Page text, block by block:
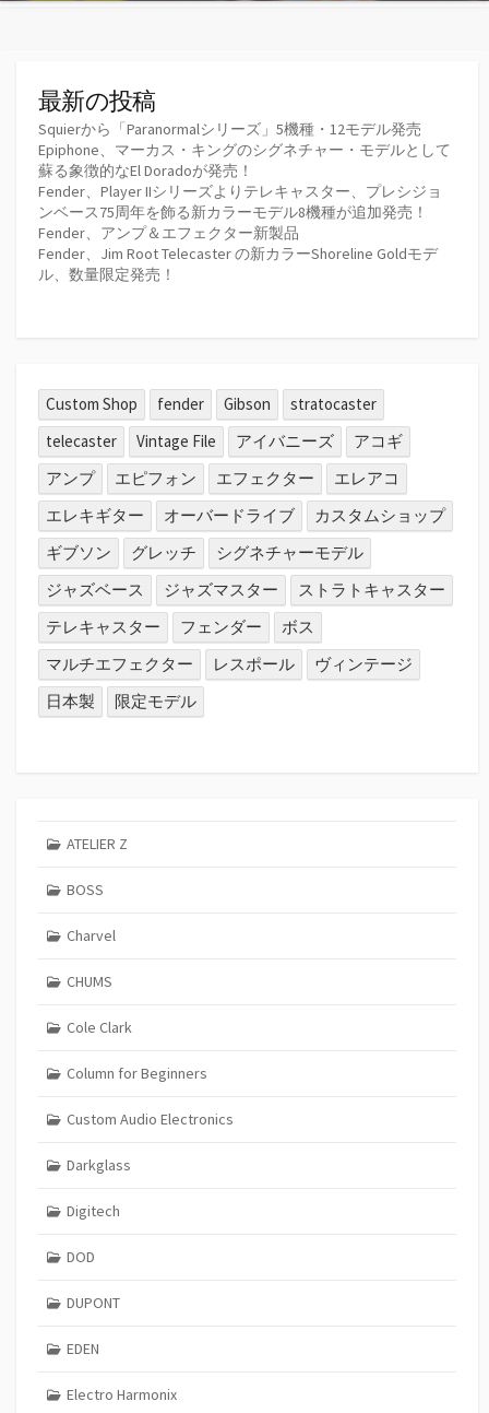
最新の投稿
Squierから「Paranormalシリーズ」5機種・12モデル発売
Epiphone、マーカス・キングのシグネチャー・モデルとして
蘇る象徴的なEl Doradoが発売！
Fender、Player IIシリーズよりテレキャスター、プレシジョ
ンベース75周年を飾る新カラーモデル8機種が追加発売！
Fender、アンプ＆エフェクター新製品
Fender、Jim Root Telecaster の新カラーShoreline Goldモデ
ル、数量限定発売！
Custom Shop fender Gibson
stratocaster
telecaster
Vintage File アイバニーズ
アコギ
アンプ
エピフォン エフェクター
エレアコ
エレキギター
オーバードライブ
カスタムショップ
ギブソン
グレッチ
シグネチャーモデル
ジャズベース
ジャズマスター
ストラトキャスター
テレキャスター
フェンダー
ボス
マルチエフェクター
レスポール
ヴィンテージ
日本製
限定モデル
ATELIER Z
BOSS
Charvel
CHUMS
Cole Clark
Column for Beginners
Custom Audio Electronics
Darkglass
Digitech
DOD
DUPONT
EDEN
Electro Harmonix